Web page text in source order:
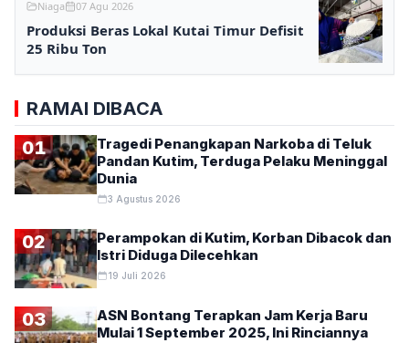
Niaga 07 Agu 2026
Produksi Beras Lokal Kutai Timur Defisit
25 Ribu Ton
RAMAI DIBACA
01
Tragedi Penangkapan Narkoba di Teluk
Pandan Kutim, Terduga Pelaku Meninggal
Dunia
3 Agustus 2026
02
Perampokan di Kutim, Korban Dibacok dan
Istri Diduga Dilecehkan
19 Juli 2026
03
ASN Bontang Terapkan Jam Kerja Baru
Mulai 1 September 2025, Ini Rinciannya